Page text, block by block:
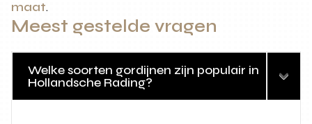
maat.
Meest gestelde vragen
Welke soorten gordijnen zijn populair in
Hollandsche Rading?